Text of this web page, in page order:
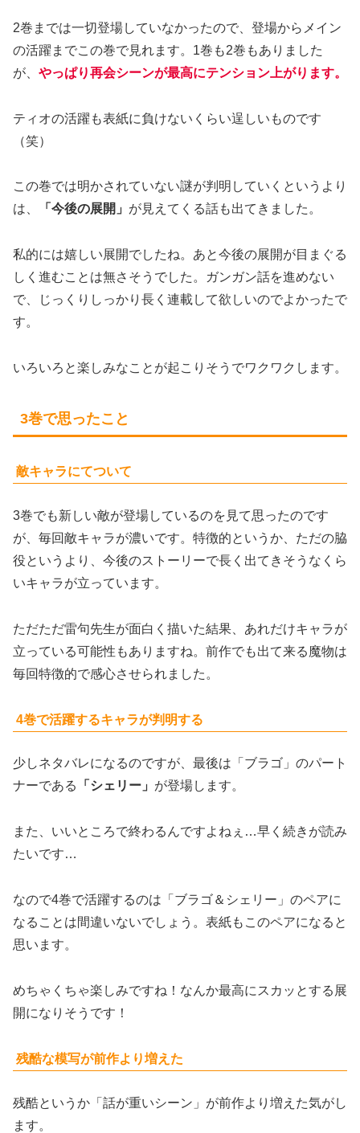
2巻までは一切登場していなかったので、登場からメイン
の活躍までこの巻で見れます。1巻も2巻もありました
が、 やっぱり再会シーンが最高にテンション上がります。
ティオの活躍も表紙に負けないくらい逞しいものです
（笑）
この巻では明かされていない謎が判明していくというより
は、
「今後の展開」 が見えてくる話も出てきました。
私的には嬉しい展開でしたね。あと今後の展開が目まぐる
しく進むことは無さそうでした。ガンガン話を進めない
で、じっくりしっかり長く連載して欲しいのでよかったで
す。
いろいろと楽しみなことが起こりそうでワクワクします。
3巻で思ったこと
敵キャラにてついて
3巻でも新しい敵が登場しているのを見て思ったのです
が、毎回敵キャラが濃いです。特徴的というか、ただの脇
役というより、今後のストーリーで長く出てきそうなくら
いキャラが立っています。
ただただ雷句先生が面白く描いた結果、あれだけキャラが
立っている可能性もありますね。前作でも出て来る魔物は
毎回特徴的で感心させられました。
4巻で活躍するキャラが判明する
少しネタバレになるのですが、最後は「ブラゴ」のパート
ナーである
「シェリー」 が登場します。
また、いいところで終わるんですよねぇ…早く続きが読み
たいです…
なので4巻で活躍するのは「ブラゴ＆シェリー」のペアに
なることは間違いないでしょう。表紙もこのペアになると
思います。
めちゃくちゃ楽しみですね！なんか最高にスカッとする展
開になりそうです！
残酷な模写が前作より増えた
残酷というか「話が重いシーン」が前作より増えた気がし
ます。